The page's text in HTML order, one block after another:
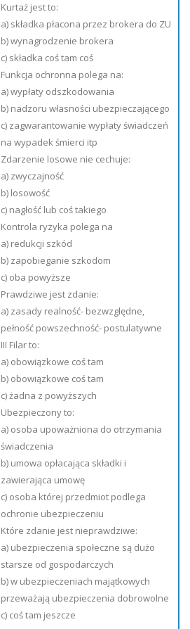
Kurtaż jest to:
a) składka płacona przez brokera do ZU
b) wynagrodzenie brokera
c) składka coś tam coś
Funkcja ochronna polega na:
a) wypłaty odszkodowania
b) nadzoru własności ubezpieczającego
c) zagwarantowanie wypłaty świadczeń
na wypadek śmierci itp
Zdarzenie losowe nie cechuje:
a) zwyczajność
b) losowość
c) nagłość lub coś takiego
Kontrola ryzyka polega na
a) redukcji szkód
b) zapobieganie szkodom
c) oba powyższe
Prawdziwe jest zdanie:
a) zasady realność- bezwzględne,
pełność powszechność- postulatywne
III Filar to:
a) obowiązkowe coś tam
b) obowiązkowe coś tam
c) żadna z powyższych
Ubezpieczony to:
a) osoba upoważniona do otrzymania
świadczenia
b) umowa opłacająca składki i
zawierająca umowę
c) osoba której przedmiot podlega
ochronie ubezpieczeniu
Które zdanie jest nieprawdziwe:
a) ubezpieczenia społeczne są dużo
starsze od gospodarczych
b) w ubezpieczeniach majątkowych
przeważają ubezpieczenia dobrowolne
c) coś tam jeszcze